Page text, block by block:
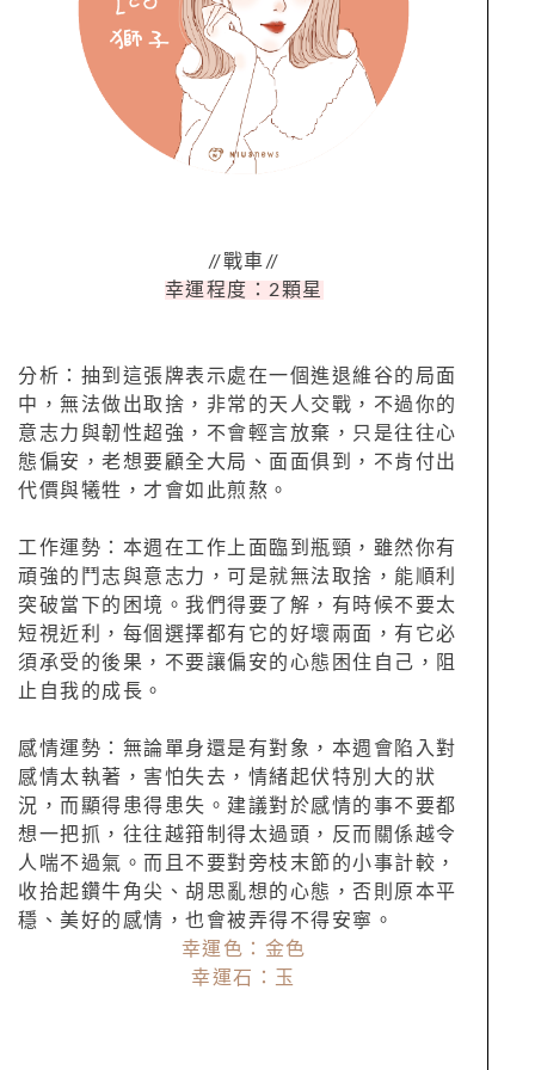
//戰車//
幸運程度：2顆星
分析：抽到這張牌表示處在一個進退維谷的局面
中，無法做出取捨，非常的天人交戰，不過你的
意志力與韌性超強，不會輕言放棄，只是往往心
態偏安，老想要顧全大局、面面俱到，不肯付出
代價與犧牲，才會如此煎熬。
工作運勢：本週在工作上面臨到瓶頸，雖然你有
頑強的鬥志與意志力，可是就無法取捨，能順利
突破當下的困境。我們得要了解，有時候不要太
短視近利，每個選擇都有它的好壞兩面，有它必
須承受的後果，不要讓偏安的心態困住自己，阻
止自我的成長。
感情運勢：無論單身還是有對象，本週會陷入對
感情太執著，害怕失去，情緒起伏特別大的狀
況，而顯得患得患失。建議對於感情的事不要都
想一把抓，往往越箝制得太過頭，反而關係越令
人喘不過氣。而且不要對旁枝末節的小事計較，
收拾起鑽牛角尖、胡思亂想的心態，否則原本平
穩、美好的感情，也會被弄得不得安寧。
幸運色：金色
幸運石：玉